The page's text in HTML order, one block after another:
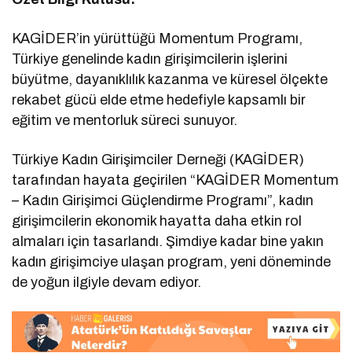
KAGİDER’in yürüttüğü Momentum Programı,
Türkiye genelinde kadın girişimcilerin işlerini
büyütme, dayanıklılık kazanma ve küresel ölçekte
rekabet gücü elde etme hedefiyle kapsamlı bir
eğitim ve mentorluk süreci sunuyor.
Türkiye Kadın Girişimciler Derneği (KAGİDER)
tarafından hayata geçirilen “KAGİDER Momentum
– Kadın Girişimci Güçlendirme Programı”, kadın
girişimcilerin ekonomik hayatta daha etkin rol
almaları için tasarlandı. Şimdiye kadar bine yakın
kadın girişimciye ulaşan program, yeni döneminde
de yoğun ilgiyle devam ediyor.